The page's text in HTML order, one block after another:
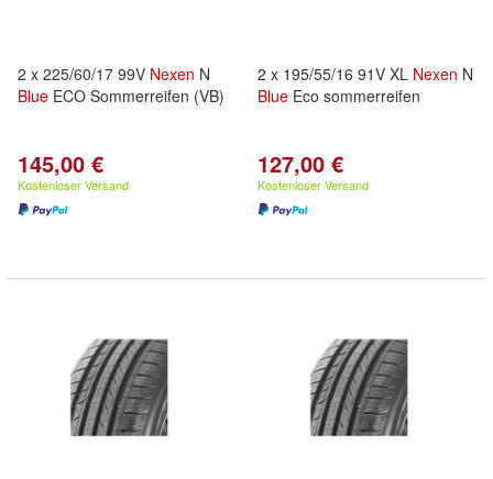
2 x 225/60/17 99V Nexen N
Blue ECO Sommerreifen (VB)
145,00 €
Kostenloser Versand
2 x 195/55/16 91V XL Nexen N
Blue Eco sommerreifen
127,00 €
Kostenloser Versand